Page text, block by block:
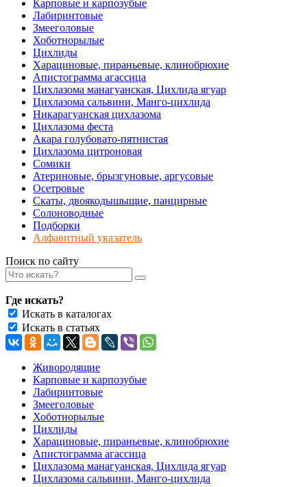
Карповые и карпозубые
Лабиринтовые
Змееголовые
Хоботнорылые
Цихлиды
Харациновые, пираньевые, клинобрюхие
Апистограмма агассица
Цихлазома манагуанская, Цихлида ягуар
Цихлазома сальвини, Манго-цихлида
Никарагуанская цихлазома
Цихлазома феста
Акара голубовато-пятнистая
Цихлазома цитроновая
Сомики
Атериновые, брызгуновые, аргусовые
Осетровые
Скаты, двоякодышыщие, панцирные
Солоноводные
Подборки
Алфавитный указатель
Поиск по сайту
Где искать?
Искать в каталогах
Искать в статьях
Живородящие
Карповые и карпозубые
Лабиринтовые
Змееголовые
Хоботнорылые
Цихлиды
Харациновые, пираньевые, клинобрюхие
Апистограмма агассица
Цихлазома манагуанская, Цихлида ягуар
Цихлазома сальвини, Манго-цихлида